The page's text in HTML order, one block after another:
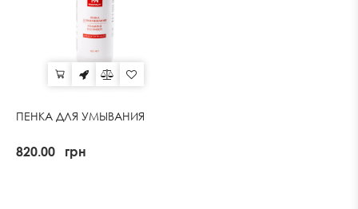
ПЕНКА ДЛЯ УМЫВАНИЯ
820.00 грн